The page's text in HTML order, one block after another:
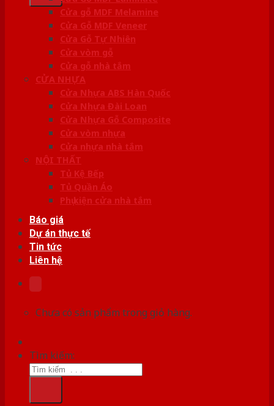
Cửa gỗ MDF Melamine
Cửa Gỗ MDF Veneer
Cửa Gỗ Tự Nhiên
Cửa vòm gỗ
Cửa gỗ nhà tắm
CỬA NHỰA
Cửa Nhựa ABS Hàn Quốc
Cửa Nhựa Đài Loan
Cửa Nhựa Gỗ Composite
Cửa vòm nhựa
Cửa nhựa nhà tắm
NỘI THẤT
Tủ Kệ Bếp
Tủ Quần Áo
Phụ kiện cửa nhà tắm
Báo giá
Dự án thực tế
Tin tức
Liên hệ
Chưa có sản phẩm trong giỏ hàng.
Tìm kiếm: